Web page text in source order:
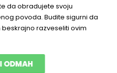
da obradujete svoju
povoda. Budite sigurni da
razveseliti ovim